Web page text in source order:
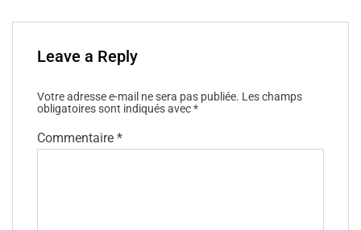
k
Leave a Reply
Votre adresse e-mail ne sera pas publiée. Les champs
obligatoires sont indiqués avec*
Commentaire *